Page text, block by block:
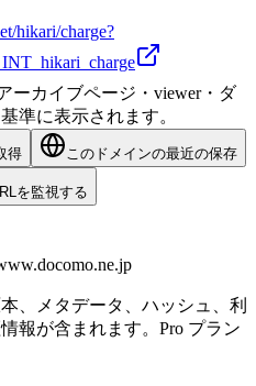
hikari/charge?
ーカイブページ・viewer・ダ
準に表示されます。
得 このドメインの最近の保存
を監視する
、メタデータ、ハッシュ、利
報が含まれます。Pro プラン